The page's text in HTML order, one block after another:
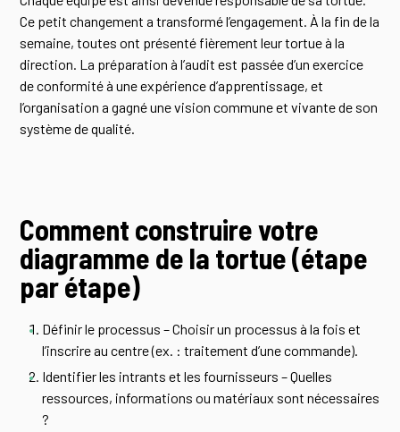
Ce petit changement a transformé l’engagement. À la fin de la
semaine, toutes ont présenté fièrement leur tortue à la
direction. La préparation à l’audit est passée d’un exercice
de conformité à une expérience d’apprentissage, et
l’organisation a gagné une vision commune et vivante de son
système de qualité.
Comment construire votre
diagramme de la tortue (étape
par étape)
Définir le processus – Choisir un processus à la fois et
l’inscrire au centre (ex. : traitement d’une commande).
Identifier les intrants et les fournisseurs – Quelles
ressources, informations ou matériaux sont nécessaires
?